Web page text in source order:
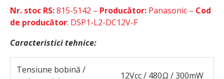
Nr. stoc RS:815-5142 – Producător: Panasonic – Cod
de producător: DSP1-L2-DC12V-F
Caracteristici tehnice:
Tensiune bobină /
12Vcc / 480Ω / 300mW